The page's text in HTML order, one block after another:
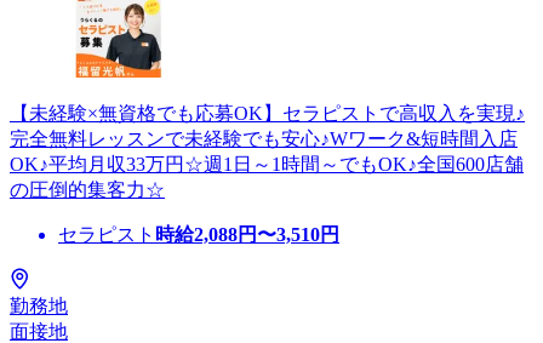
【未経験×無資格でも応募OK】セラピストで高収入を実現♪
完全無料レッスンで未経験でも安心♪Wワーク&短時間入店
OK♪平均月収33万円☆週1日～1時間～でもOK♪全国600店舗
の圧倒的集客力☆
セラピスト 時給2,088円〜3,510円
勤務地
面接地